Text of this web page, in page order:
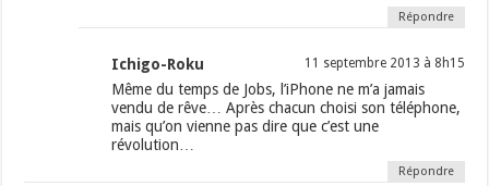
Répondre
Ichigo-Roku 11 septembre 2013 à 8h15
Même du temps de Jobs, l’iPhone ne m’a jamais
vendu de rêve… Après chacun choisi son téléphone,
mais qu’on vienne pas dire que c’est une
révolution…
Répondre